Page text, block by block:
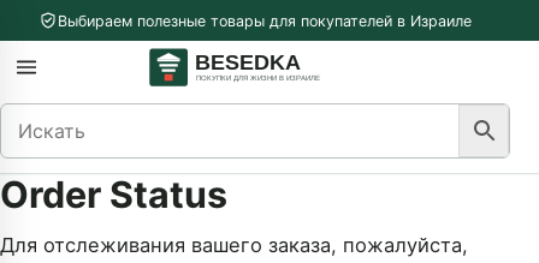
Перейти к содержимому
Выбираем полезные товары для покупателей в Израиле
Открыть меню
Order Status
Для отслеживания вашего заказа, пожалуйста,